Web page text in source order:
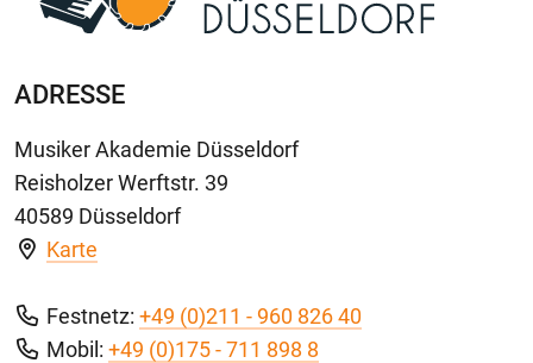
ADRESSE
Musiker Akademie Düsseldorf
Reisholzer Werftstr. 39
40589 Düsseldorf
Karte
Festnetz: +49 (0)211 - 960 826 40
Mobil: +49 (0)175 - 711 898 8